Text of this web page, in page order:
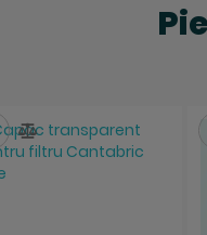
Salveaza
Compara